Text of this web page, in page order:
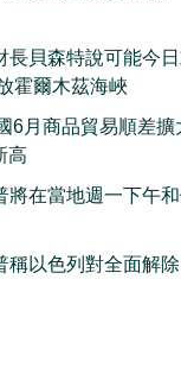
長貝森特說可能今
霍爾木茲海峽
6月商品貿易順差擴
高
將在當地週一下午
稱以色列對全面解